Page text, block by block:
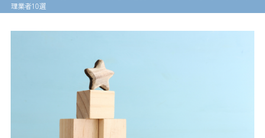
理業者10選